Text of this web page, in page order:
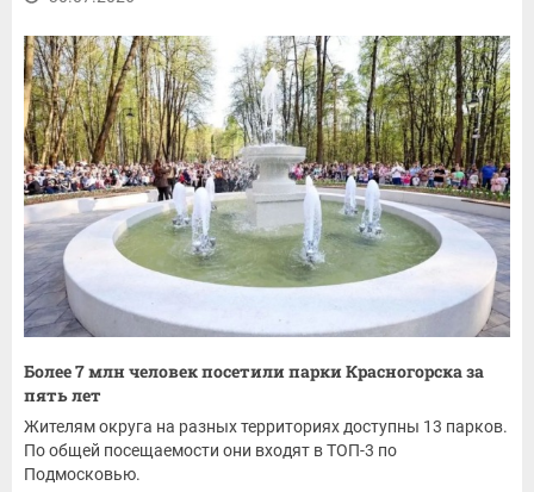
Более 7 млн человек посетили парки Красногорска за
пять лет
Жителям округа на разных территориях доступны 13 парков.
По общей посещаемости они входят в ТОП-3 по
Подмосковью.